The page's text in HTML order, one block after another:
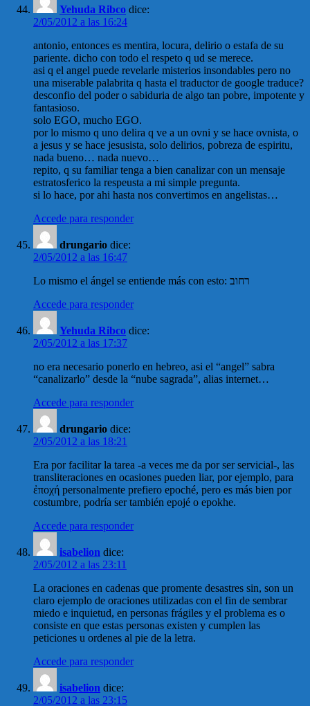
Yehuda Ribco dice:
2/05/2012 a las 16:24
antonio, entonces es mentira, locura, delirio o estafa de su
pariente. dicho con todo el respeto q ud se merece.
asi q el angel puede revelarle misterios insondables pero no
una miserable palabrita q hasta el traductor de google traduce?
desconfio del poder o sabiduria de algo tan pobre, impotente y
fantasioso.
solo EGO, mucho EGO.
por lo mismo q uno delira q ve a un ovni y se hace ovnista, o
a jesus y se hace jesusista, solo delirios, pobreza de espiritu,
nada bueno… nada nuevo…
repito, q su familiar tenga a bien canalizar con un mensaje
estratosferico la respeusta a mi simple pregunta.
si lo hace, por ahi hasta nos convertimos en angelistas…
Accede para responder
drungario dice:
2/05/2012 a las 16:47
Lo mismo el ángel se entiende más con esto: רחוב
Accede para responder
Yehuda Ribco dice:
2/05/2012 a las 17:37
no era necesario ponerlo en hebreo, asi el “angel” sabra
“canalizarlo” desde la “nube sagrada”, alias internet…
Accede para responder
drungario dice:
2/05/2012 a las 18:21
Era por facilitar la tarea -a veces me da por ser servicial-, las
transliteraciones en ocasiones pueden liar, por ejemplo, para
ἐποχή personalmente prefiero epoché, pero es más bien por
costumbre, podría ser también epojé o epokhe.
Accede para responder
isabelion dice:
2/05/2012 a las 23:11
La oraciones en cadenas que promente desastres sin, son un
claro ejemplo de oraciones utilizadas con el fin de sembrar
miedo e inquietud, en personas frágiles y el problema es o
consiste en que estas personas existen y cumplen las
peticiones u ordenes al pie de la letra.
Accede para responder
isabelion dice:
2/05/2012 a las 23:15